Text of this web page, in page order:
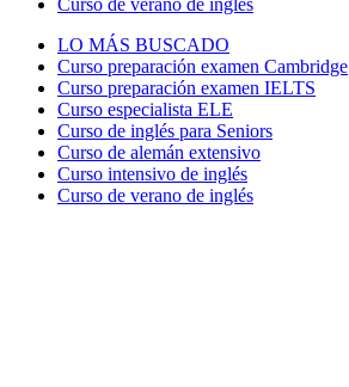
LO MÁS BUSCADO
Curso preparación examen Cambridge
Curso preparación examen IELTS
Curso especialista ELE
Curso de inglés para Seniors
Curso de alemán extensivo
Curso intensivo de inglés
Curso de verano de inglés